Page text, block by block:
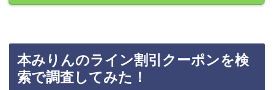
本みりんのライン割引クーポンを検
索で調査してみた！